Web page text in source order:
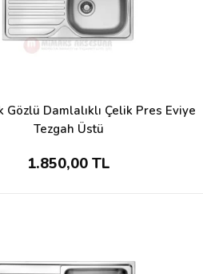
Gözlü Damlalıklı Çelik Pres Eviye
Tezgah Üstü
1.850,00 TL